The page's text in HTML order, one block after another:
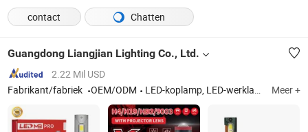
contact
Chatten
Guangdong Liangjian Lighting Co., Ltd.
2.22 Mil USD
Fabrikant/fabriek
OEM/ODM LED-koplamp, LED-werklamp, LED-koplamp tester, LED-autolader Meer +